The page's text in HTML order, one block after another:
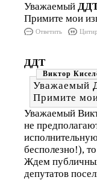
Уважаемый
Примите мои
Ответить
ДДТ
Виктор
Уважаемый
Примите
Уважаемый
не
бесполезно!),
Ждем
депутатов